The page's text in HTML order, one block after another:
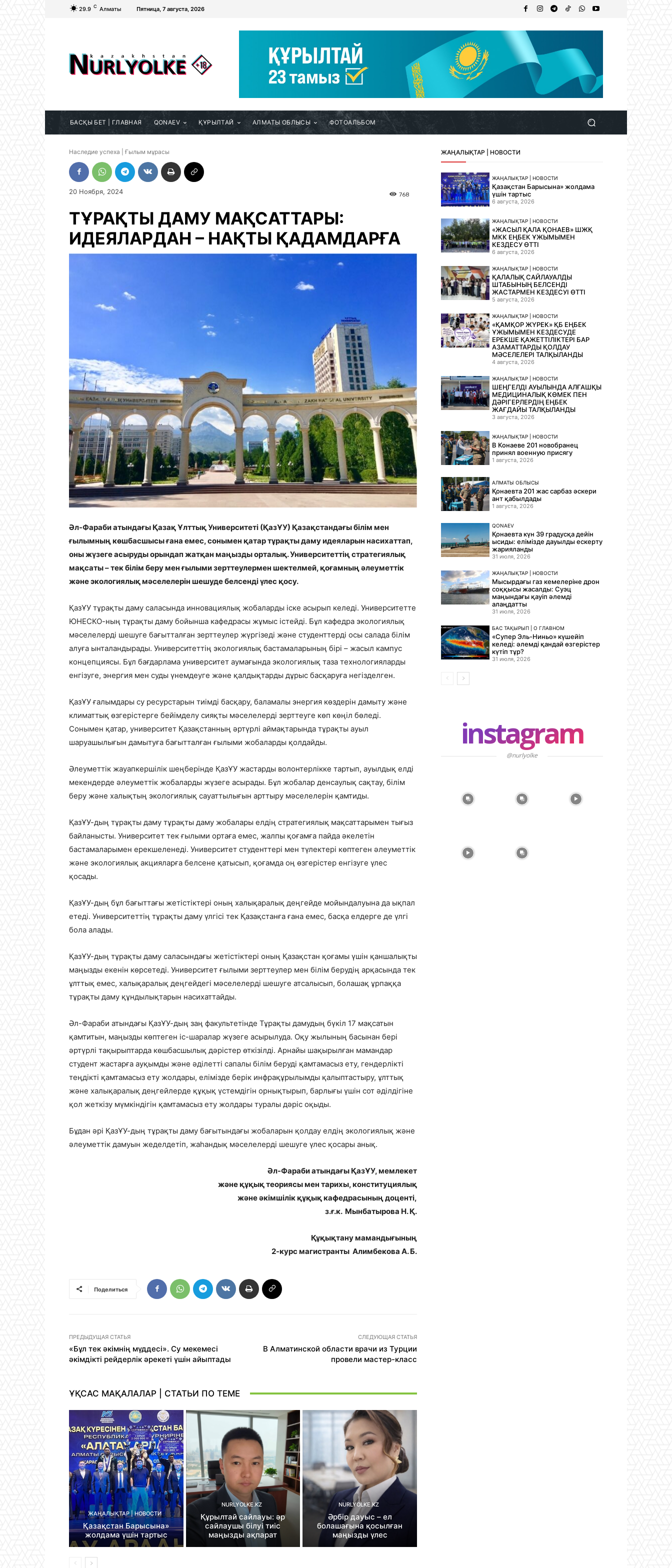
29.9 C Алматы Пятница, 7 августа, 2026
БАСҚЫ БЕТ | ГЛАВНАЯ QONAEV ҚҰРЫЛТАЙ АЛМАТЫ ОБЛЫСЫ ФОТОАЛЬБОМ
Наследие успеха | Ғылым мұрасы
20 Ноября, 2024 768
ТҰРАҚТЫ ДАМУ МАҚСАТТАРЫ:
ИДЕЯЛАРДАН – НАҚТЫ ҚАДАМДАРҒА
Әл-Фараби атындағы Қазақ Ұлттық Университеті (ҚазҰУ) Қазақстандағы білім мен
ғылымның көшбасшысы ғана емес, сонымен қатар тұрақты даму идеяларын насихаттап,
оны жүзеге асыруды орындап жатқан маңызды орталық. Университеттің стратегиялық
мақсаты – тек білім беру мен ғылыми зерттеулермен шектелмей, қоғамның әлеуметтік
және экологиялық мәселелерін шешуде белсенді үлес қосу.
ҚазҰУ тұрақты даму саласында инновациялық жобаларды іске асырып келеді. Университетте
ЮНЕСКО-ның тұрақты даму бойынша кафедрасы жұмыс істейді. Бұл кафедра экологиялық
мәселелерді шешуге бағытталған зерттеулер жүргізеді және студенттерді осы салада білім
алуға ынталандырады. Университеттің экологиялық бастамаларының бірі – жасыл кампус
концепциясы. Бұл бағдарлама университет аумағында экологиялық таза технологияларды
енгізуге, энергия мен суды үнемдеуге және қалдықтарды дұрыс басқаруға негізделген.
ҚазҰУ ғалымдары су ресурстарын тиімді басқару, баламалы энергия көздерін дамыту және
климаттық өзгерістерге бейімделу сияқты мәселелерді зерттеуге көп көңіл бөледі.
Сонымен қатар, университет Қазақстанның әртүрлі аймақтарында тұрақты ауыл
шаруашылығын дамытуға бағытталған ғылыми жобаларды қолдайды.
Әлеуметтік жауапкершілік шеңберінде ҚазҰУ жастарды волонтерлікке тартып, ауылдық елді
мекендерде әлеуметтік жобаларды жүзеге асырады. Бұл жобалар денсаулық сақтау, білім
беру және халықтың экологиялық сауаттылығын арттыру мәселелерін қамтиды.
ҚазҰУ-дың тұрақты даму тұрақты даму жобалары елдің стратегиялық мақсаттарымен тығыз
байланысты. Университет тек ғылыми ортаға емес, жалпы қоғамға пайда әкелетін
бастамаларымен ерекшеленеді. Университет студенттері мен түлектері көптеген әлеуметтік
және экологиялық акцияларға белсене қатысып, қоғамда оң өзгерістер енгізуге үлес
қосады.
ҚазҰУ-дың бұл бағыттағы жетістіктері оның халықаралық деңгейде мойындалуына да ықпал
етеді. Университеттің тұрақты даму үлгісі тек Қазақстанға ғана емес, басқа елдерге де үлгі
бола алады.
ҚазҰУ-дың тұрақты даму саласындағы жетістіктері оның Қазақстан қоғамы үшін қаншалықты
маңызды екенін көрсетеді. Университет ғылыми зерттеулер мен білім берудің арқасында тек
ұлттық емес, халықаралық деңгейдегі мәселелерді шешуге атсалысып, болашақ ұрпаққа
тұрақты даму құндылықтарын насихаттайды.
Әл-Фараби атындағы ҚазҰУ-дың заң факультетінде Тұрақты дамудың бүкіл 17 мақсатын
қамтитын, маңызды көптеген іс-шаралар жүзеге асырылуда. Оқу жылының басынан бері
әртүрлі тақырыптарда көшбасшылық дәрістер өткізілді. Арнайы шақырылған мамандар
студент жастарға ауқымды және әділетті сапалы білім беруді қамтамасыз ету, гендерлікті
теңдікті қамтамасыз ету жолдары, елімізде берік инфрақұрылымды қалыптастыру, ұлттық
және халықаралық деңгейлерде құқық үстемдігін орнықтырып, барлығы үшін сот әділдігіне
қол жеткізу мүмкіндігін қамтамасыз ету жолдары туралы дәріс оқыды.
Бұдан әрі ҚазҰУ-дың тұрақты даму бағытындағы жобаларын қолдау елдің экологиялық және
әлеуметтік дамуын жеделдетіп, жаһандық мәселелерді шешуге үлес қосары анық.
Әл-Фараби атындағы ҚазҰУ, мемлекет
және құқық теориясы мен тарихы, конституциялық
және әкімшілік құқық кафедрасының доценті,
з.ғ.к. Мынбатырова Н. Қ.
Құқықтану мамандығының
2-курс магистранты Алимбекова А. Б.
Поделиться
ПРЕДЫДУЩАЯ СТАТЬЯ
«Бұл тек әкімнің мүддесі». Су мекемесі
әкімдікті рейдерлік әрекеті үшін айыптады
СЛЕДУЮЩАЯ СТАТЬЯ
В Алматинской области врачи из Турции
провели мастер-класс
ҰҚСАС МАҚАЛАЛАР | СТАТЬИ ПО ТЕМЕ
ЖАҢАЛЫҚТАР | НОВОСТИ
Қазақстан Барысына»
жолдама үшін тартыс
NURLYOLKE.KZ
Құрылтай сайлауы: әр
сайлаушы білуі тиіс
маңызды ақпарат
NURLYOLKE.KZ
Әрбір дауыс – ел
болашағына қосылған
маңызды үлес
ЖАҢАЛЫҚТАР | НОВОСТИ
ЖАҢАЛЫҚТАР | НОВОСТИ
Қазақстан Барысына» жолдама
үшін тартыс
6 августа, 2026
ЖАҢАЛЫҚТАР | НОВОСТИ
«ЖАСЫЛ ҚАЛА ҚОНАЕВ» ШЖҚ
МКК ЕҢБЕК ҰЖЫМЫМЕН
КЕЗДЕСУ ӨТТІ
6 августа, 2026
ЖАҢАЛЫҚТАР | НОВОСТИ
ҚАЛАЛЫҚ САЙЛАУАЛДЫ
ШТАБЫНЫҢ БЕЛСЕНДІ
ЖАСТАРМЕН КЕЗДЕСУІ ӨТТІ
5 августа, 2026
ЖАҢАЛЫҚТАР | НОВОСТИ
«ҚАМҚОР ЖҮРЕК» ҚБ ЕҢБЕК
ҰЖЫМЫМЕН КЕЗДЕСУДЕ
ЕРЕКШЕ ҚАЖЕТТІЛІКТЕРІ БАР
АЗАМАТТАРДЫ ҚОЛДАУ
МӘСЕЛЕЛЕРІ ТАЛҚЫЛАНДЫ
4 августа, 2026
ЖАҢАЛЫҚТАР | НОВОСТИ
ШЕҢГЕЛДІ АУЫЛЫНДА АЛҒАШҚЫ
МЕДИЦИНАЛЫҚ КӨМЕК ПЕН
ДӘРІГЕРЛЕРДІҢ ЕҢБЕК
ЖАҒДАЙЫ ТАЛҚЫЛАНДЫ
3 августа, 2026
ЖАҢАЛЫҚТАР | НОВОСТИ
В Конаеве 201 новобранец
принял военную присягу
1 августа, 2026
АЛМАТЫ ОБЛЫСЫ
Қонаевта 201 жас сарбаз әскери
ант қабылдады
1 августа, 2026
QONAEV
Қонаевта күн 39 градусқа дейін
ысиды: елімізде дауылды ескерту
жарияланды
31 июля, 2026
ЖАҢАЛЫҚТАР | НОВОСТИ
Мысырдағы газ кемелеріне дрон
соққысы жасалды: Суэц
маңындағы қауіп әлемді
алаңдатты
31 июля, 2026
БАС ТАҚЫРЫП | О ГЛАВНОМ
«Супер Эль-Ниньо» күшейіп
келеді: әлемді қандай өзгерістер
күтіп тұр?
31 июля, 2026
instagram
@nurlyolke